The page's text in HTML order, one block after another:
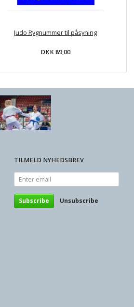
Judo Rygnummer til påsyning
DKK 89,00
TILMELD NYHEDSBREV
Enter
email
Subscribe Unsubscribe